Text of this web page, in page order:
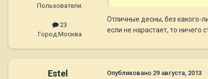
Пользователи.
23
Город:Москва
Отличные десны, без какого-
если не нарастает, то ничего
Estel Опубликовано 29 августа, 2013